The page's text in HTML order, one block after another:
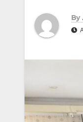
By